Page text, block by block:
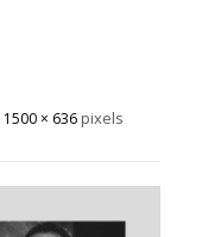
1500 × 636 pixels